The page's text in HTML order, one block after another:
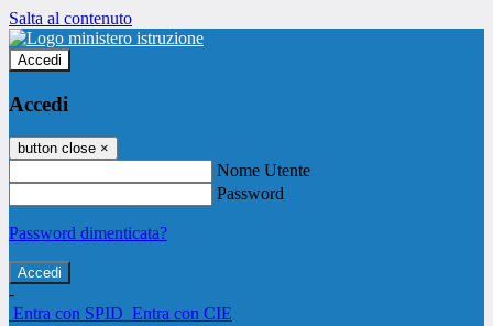
Salta al contenuto
Accedi
Accedi
button close ×
Nome Utente
Password
Password dimenticata?
-
Entra con SPID Entra con CIE